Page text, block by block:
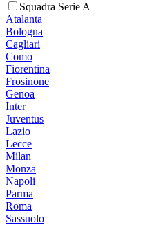
Squadra Serie A
Atalanta
Bologna
Cagliari
Como
Fiorentina
Frosinone
Genoa
Inter
Juventus
Lazio
Lecce
Milan
Monza
Napoli
Parma
Roma
Sassuolo